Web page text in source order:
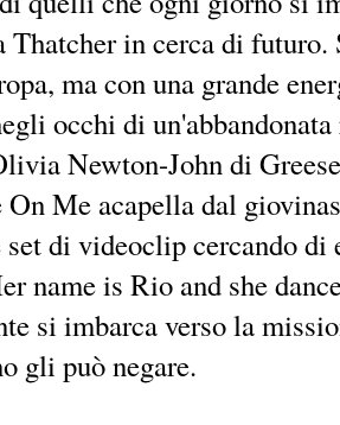
Thatcher in cerca di
ma con una grande
occhi di
Newton-John di
On Me acapella dal
di videoclip cercando
name is Rio and she
si imbarca verso la
gli può negare.